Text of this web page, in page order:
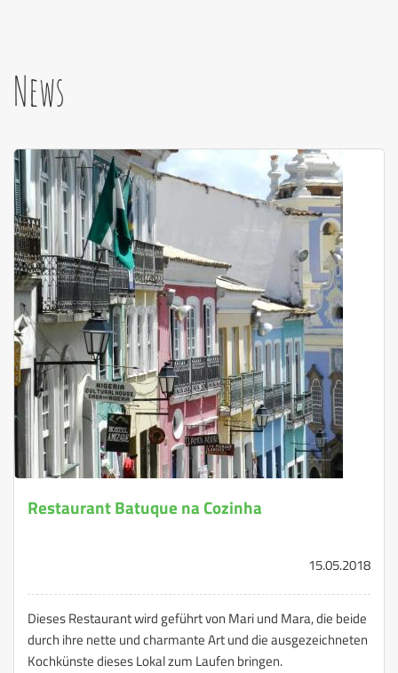
News
Restaurant Batuque na Cozinha
15.05.2018
Dieses Restaurant wird geführt von Mari und Mara, die beide
durch ihre nette und charmante Art und die ausgezeichneten
Kochkünste dieses Lokal zum Laufen bringen.